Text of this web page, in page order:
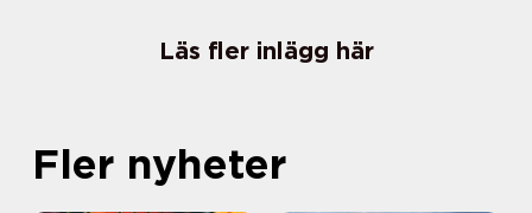
Läs fler inlägg här
Fler nyheter